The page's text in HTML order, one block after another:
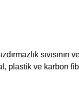
sıvısının
plastik ve karbon